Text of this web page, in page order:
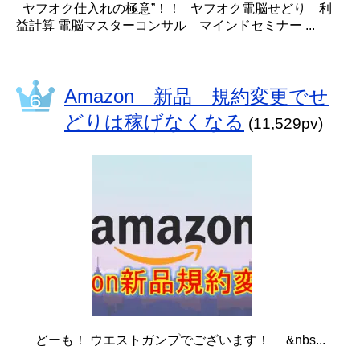
ヤフオク仕入れの極意”！！ ヤフオク電脳せどり 利
益計算 電脳マスターコンサル マインドセミナー ...
Amazon 新品 規約変更でせ
どりは稼げなくなる (11,529pv)
どーも！ ウエストガンプでございます！ &nbs...